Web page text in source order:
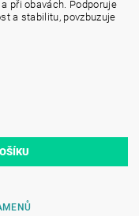
při obavách. Podporuje
a stabilitu, povzbuzuje